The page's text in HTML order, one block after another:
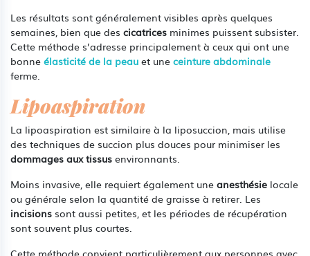
Les résultats sont généralement visibles après quelques
semaines, bien que des cicatrices minimes puissent subsister.
Cette méthode s’adresse principalement à ceux qui ont une
bonne élasticité de la peau et une ceinture abdominale
ferme.
Lipoaspiration
La lipoaspiration est similaire à la liposuccion, mais utilise
des techniques de succion plus douces pour minimiser les
dommages aux tissus environnants.
Moins invasive, elle requiert également une anesthésie locale
ou générale selon la quantité de graisse à retirer. Les
incisions sont aussi petites, et les périodes de récupération
sont souvent plus courtes.